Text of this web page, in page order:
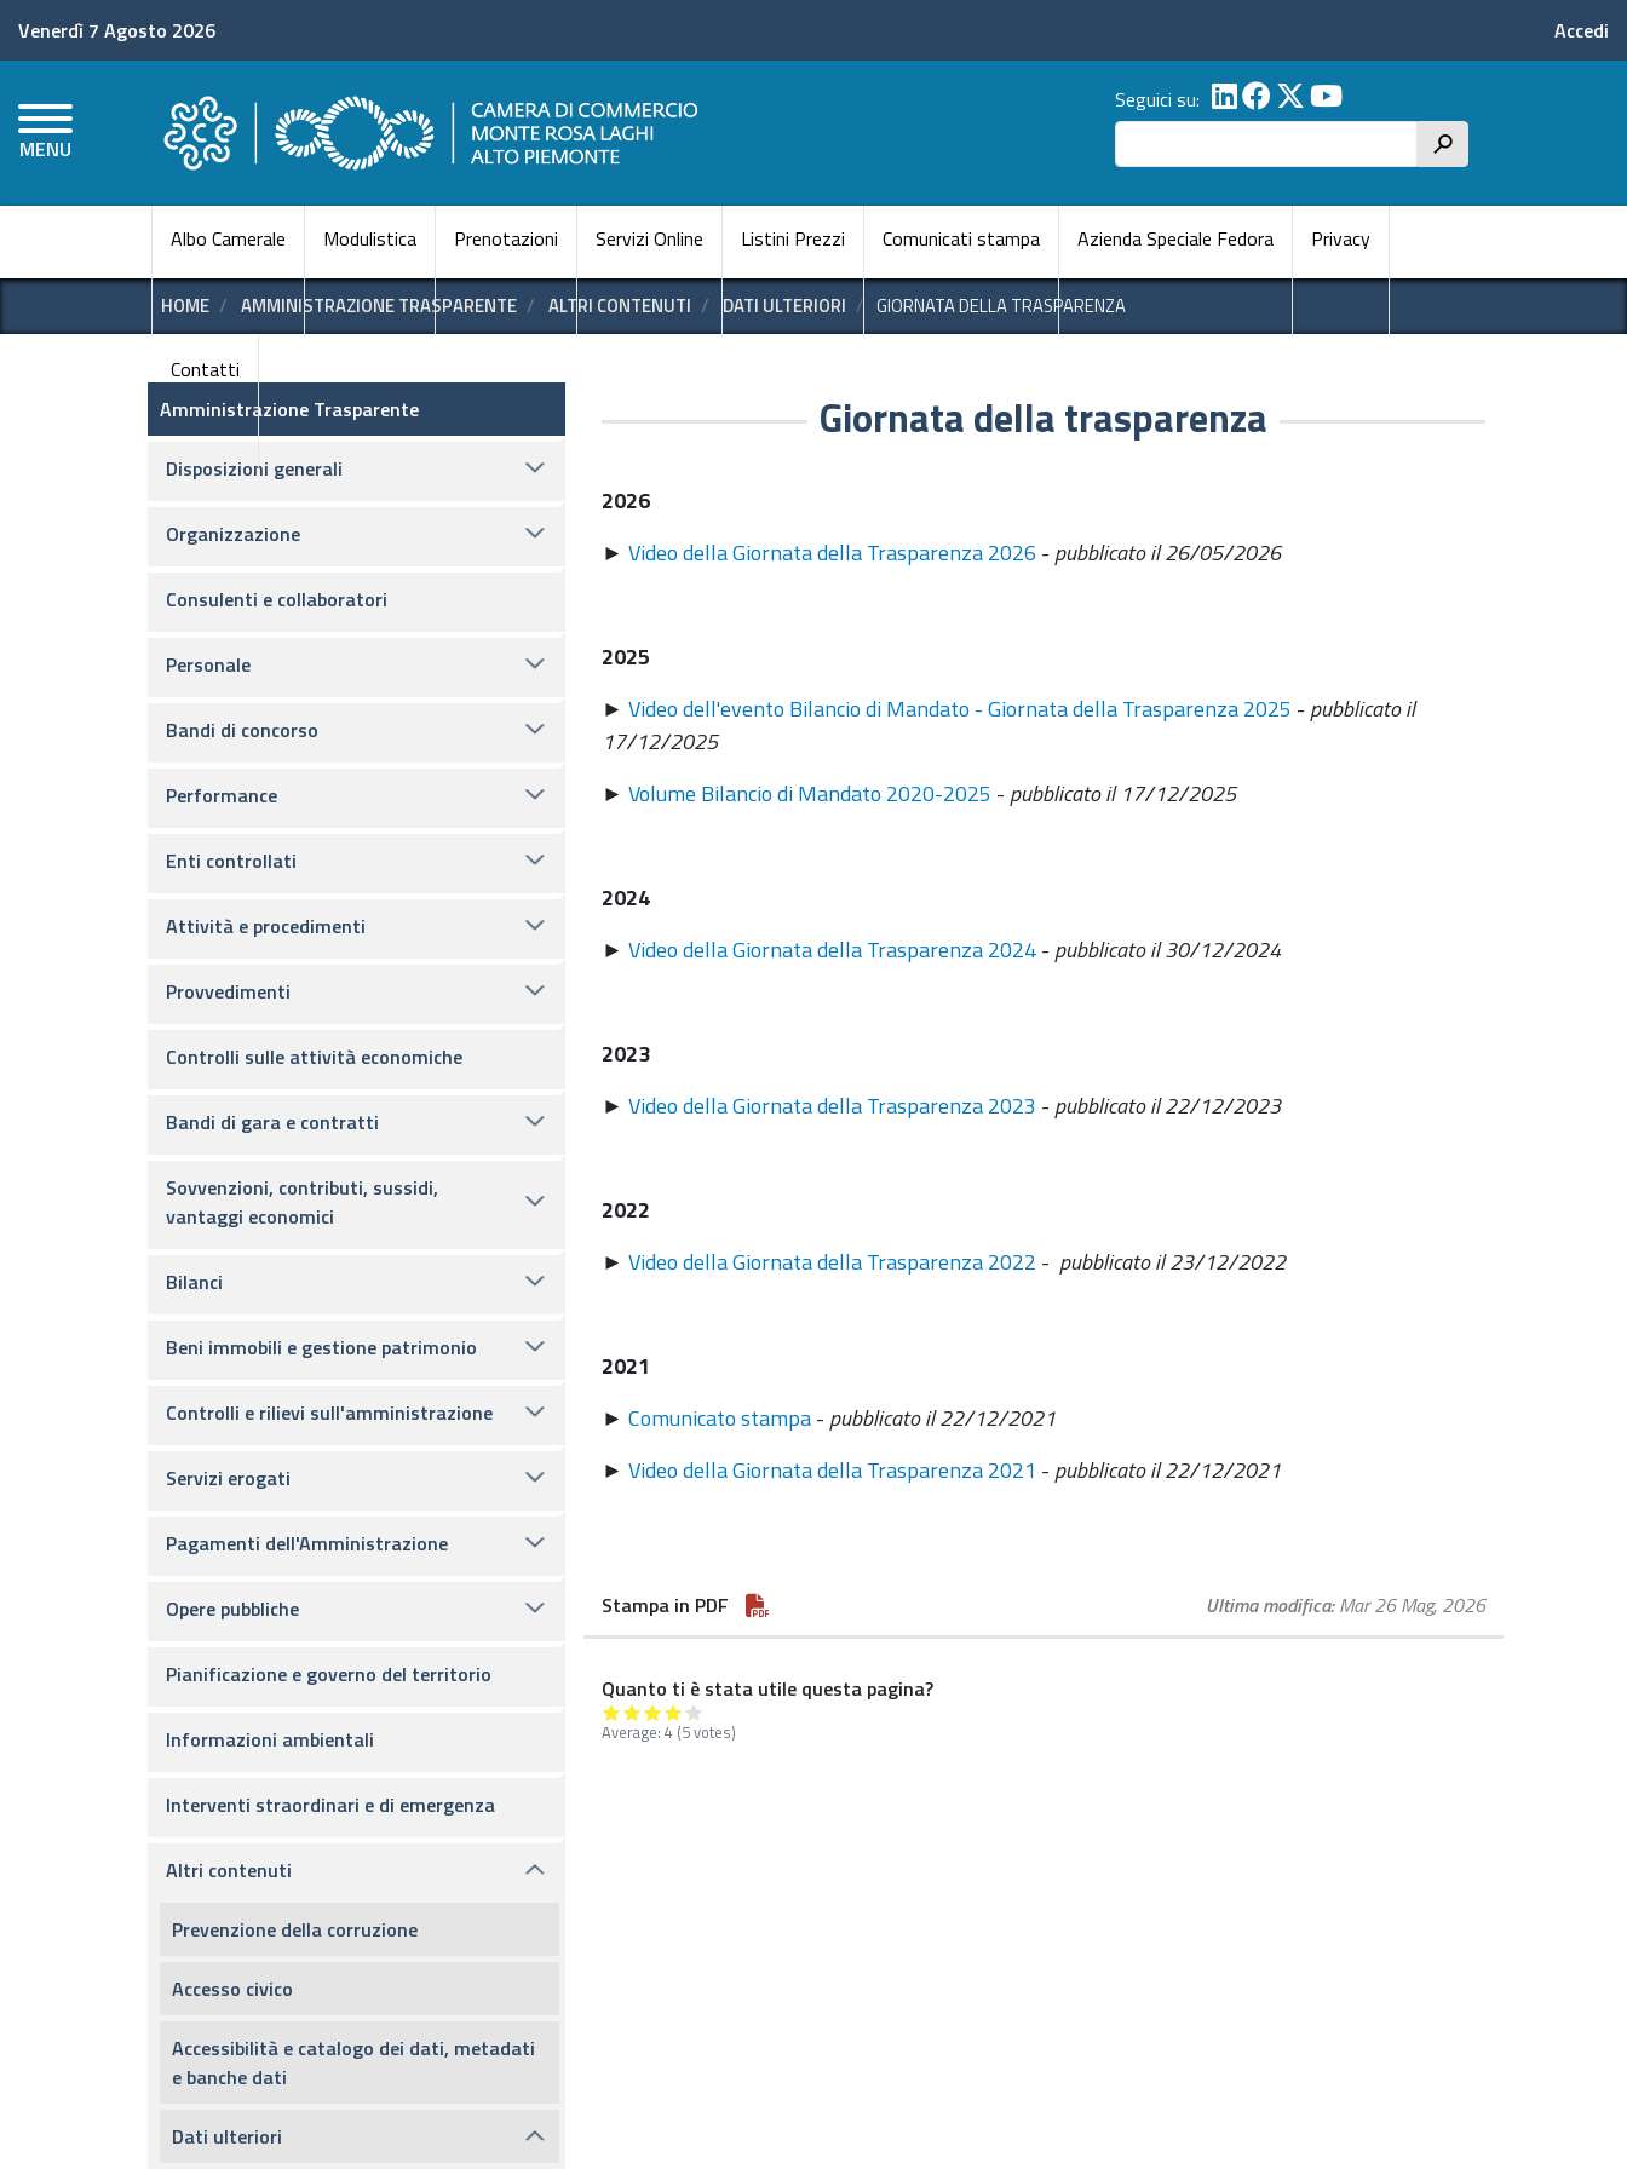
Venerdì 7 Agosto 2026 Accedi
MENU
Seguici su:
Cerca
h
Navigazione principale
Albo Camerale Modulistica Prenotazioni Servizi Online Listini Prezzi Comunicati stampa Azienda Speciale Fedora Privacy
Contatti
HOME AMMINISTRAZIONE TRASPARENTE ALTRI CONTENUTI DATI ULTERIORI GIORNATA DELLA TRASPARENZA
Giornata della trasparenza
2026
► Video della Giornata della Trasparenza 2026 - pubblicato il 26/05/2026
2025
► Video dell'evento Bilancio di Mandato - Giornata della Trasparenza 2025 - pubblicato il
17/12/2025
► Volume Bilancio di Mandato 2020-2025 - pubblicato il 17/12/2025
2024
► Video della Giornata della Trasparenza 2024- pubblicato il 30/12/2024
2023
► Video della Giornata della Trasparenza 2023 - pubblicato il 22/12/2023
2022
► Video della Giornata della Trasparenza 2022 - pubblicato il 23/12/2022
2021
► Comunicato stampa- pubblicato il 22/12/2021
► Video della Giornata della Trasparenza 2021 - pubblicato il 22/12/2021
Stampa in PDF Ultima modifica Mar 26 Mag, 2026
Quanto ti è stata utile questa pagina?
Average: 4 (5 votes)
Amministrazione Trasparente
Amministrazione Trasparente
Disposizioni generali
Organizzazione
Consulenti e collaboratori
Personale
Bandi di concorso
Performance
Enti controllati
Attività e procedimenti
Provvedimenti
Controlli sulle attività economiche
Bandi di gara e contratti
Sovvenzioni, contributi, sussidi,
vantaggi economici
Bilanci
Beni immobili e gestione patrimonio
Controlli e rilievi sull'amministrazione
Servizi erogati
Pagamenti dell'Amministrazione
Opere pubbliche
Pianificazione e governo del territorio
Informazioni ambientali
Interventi straordinari e di emergenza
Altri contenuti
Prevenzione della corruzione
Accesso civico
Accessibilità e catalogo dei dati, metadati
e banche dati
Dati ulteriori